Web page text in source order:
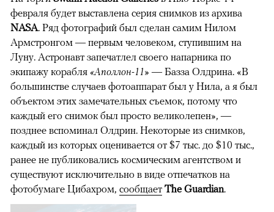
февраля будет выставлена серия снимков из архива
NASA. Ряд фотографий был сделан самим Нилом
Армстронгом — первым человеком, ступившим на
Луну. Астронавт запечатлел своего напарника по
экипажу корабля «Аполлон-11» — Базза Олдрина. «В
большинстве случаев фотоаппарат был у Нила, а я был
объектом этих замечательных съемок, потому что
каждый его снимок был просто великолепен», —
позднее вспоминал Олдрин. Некоторые из снимков,
каждый из которых оценивается от $7 тыс. до $10 тыс.,
ранее не публиковались космическим агентством и
существуют исключительно в виде отпечатков на
фотобумаге Цибахром, сообщает The Guardian.